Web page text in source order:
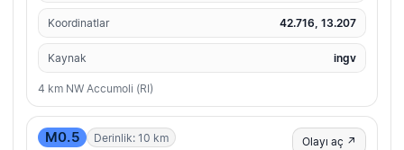
Koordinatlar 42.716, 13.207
Kaynak ingv
4 km NW Accumoli (RI)
M0.5 Derinlik: 10 km Olayı aç ↗